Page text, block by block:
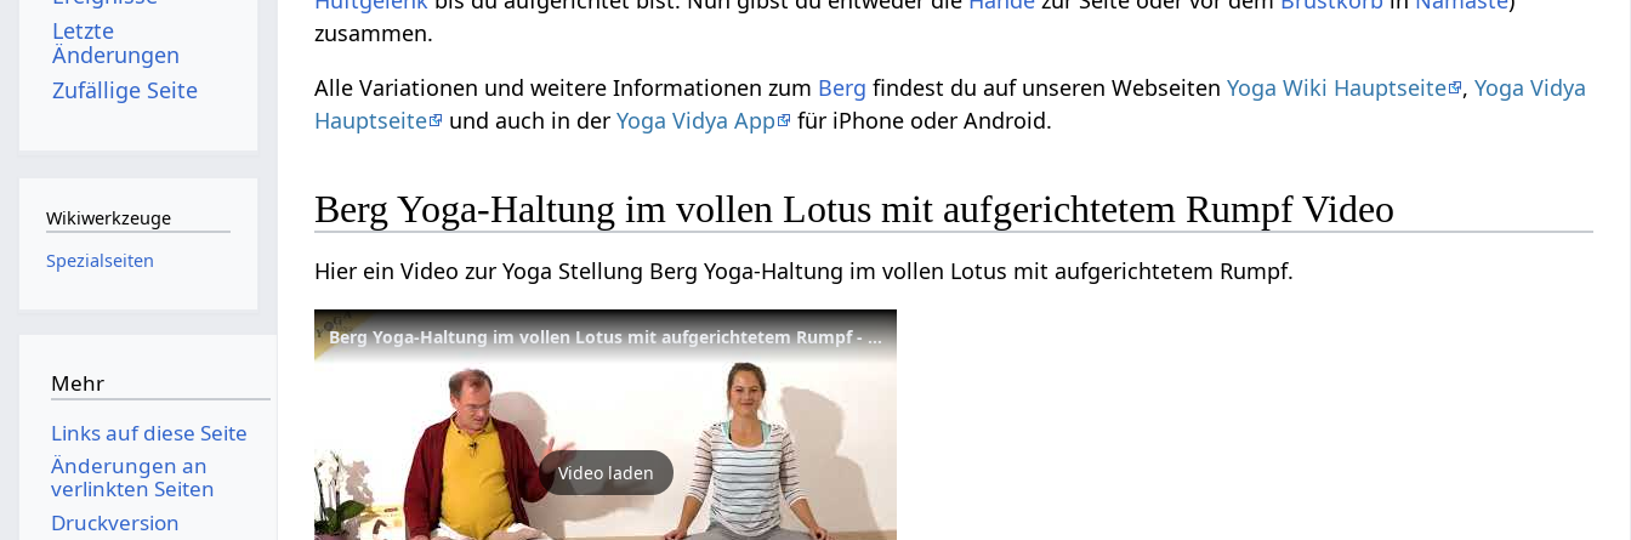
zusammen.
Alle Variationen und weitere Informationen zum Berg findest du auf unseren WebseitenYoga Wiki Hauptseite ,Yoga Vidya
Hauptseite
und auch in derYoga Vidya App für iPhone oder Android.
Berg Yoga-Haltung im vollen Lotus mit aufgerichtetem Rumpf Video
Hier ein Video zur Yoga Stellung Berg Yoga-Haltung im vollen Lotus mit aufgerichtetem Rumpf.
Berg Yoga-Haltung im vollen Lotus mit aufgerichtetem Rumpf - Yoga Asana Lexikon
Video laden
Letzte
Änderungen
Zufällige Seite
Wikiwerkzeuge
Spezialseiten
Mehr
Links auf diese Seite
Änderungen an
verlinkten Seiten
Druckversion